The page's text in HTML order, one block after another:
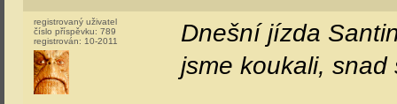
registrovaný uživatel
číslo příspěvku: 789
registrován: 10-2011
Dnešní jízda
jsme koukali,